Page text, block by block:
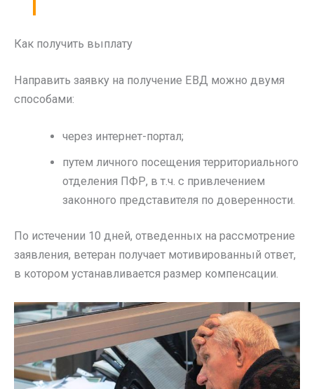
Как получить выплату
Направить заявку на получение ЕВД можно двумя
способами:
через интернет-портал;
путем личного посещения территориального
отделения ПФР, в т.ч. с привлечением
законного представителя по доверенности.
По истечении 10 дней, отведенных на рассмотрение
заявления, ветеран получает мотивированный ответ,
в котором устанавливается размер компенсации.